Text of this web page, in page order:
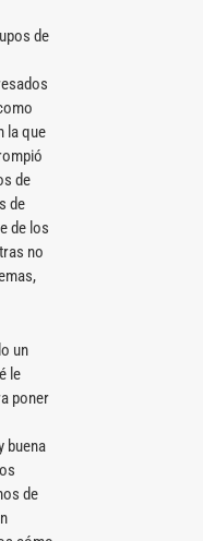
de
la que
de
de
de los
no
un
le
poner
buena
de